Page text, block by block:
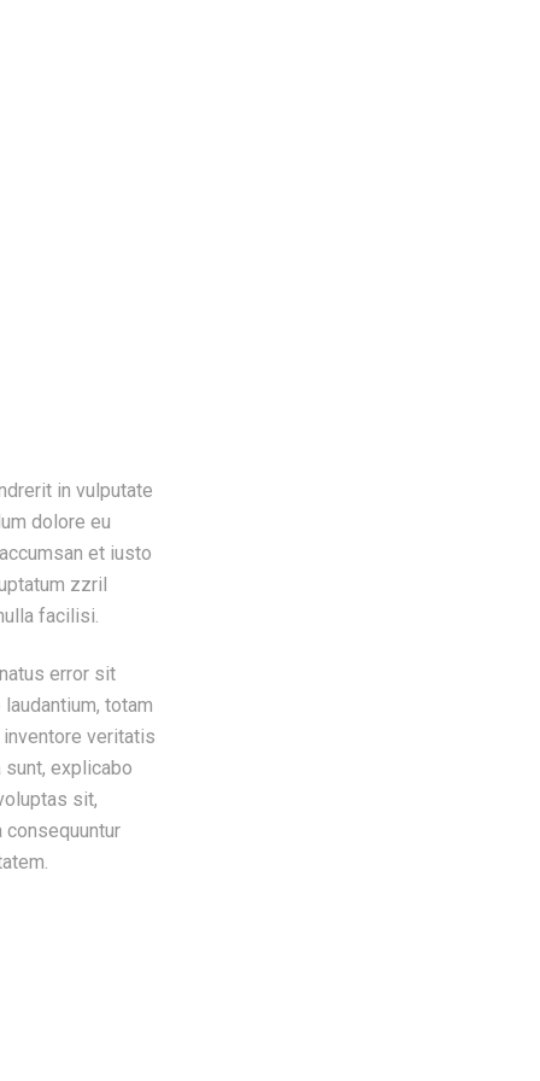
in vulputate
dolore eu
et iusto
zzril
facilisi.
error sit
totam
veritatis
explicabo
sit,
consequuntur